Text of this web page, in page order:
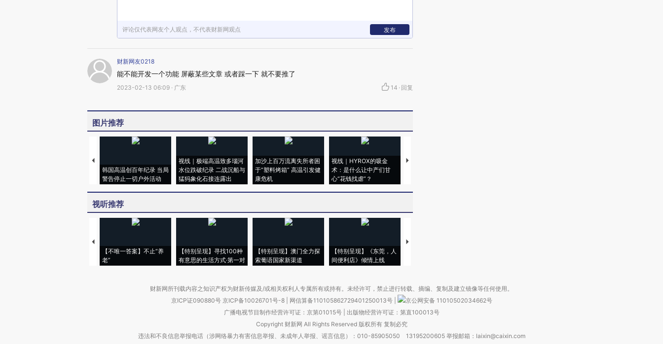
评论仅代表网友个人观点，不代表财新网观点 发布
财新网友0218
能不能开发一个功能 屏蔽某些文章 或者踩一下 就不要推了
2023-02-13 06:09 · 广东 14 · 回复
图片推荐
韩国高温创百年纪录 当局
警告停止一切户外活动
视线｜极端高温致多瑙河
水位跌破纪录 二战沉船与
猛犸象化石接连露出
加沙上百万流离失所者困
于“塑料烤箱” 高温引发健
康危机
视线｜HYROX的吸金
术：是什么让中产们甘
心“花钱找虐”？
马航飞行员跨国走私7万
视听推荐
【不唯一答案】不止“养
老”
【特别呈现】寻找100种
有意思的生活方式·第一对
【特别呈现】澳门全力探
索葡语国家新渠道
【特别呈现】《东莞，人
间便利店》倾情上线
【推广】走进第四届链博
财新网所刊载内容之知识产权为财新传媒及/或相关权利人专属所有或持有。未经许可，禁止进行转载、摘编、复制及建立镜像等任何使用。
京ICP证090880号 京ICP备10026701号-8 网信算备110105862729401250013号
京公网安备 11010502034662号
广播电视节目制作经营许可证：京第01015号| 出版物经营许可证：第直100013号
Copyright 财新网 All Rights Reserved 版权所有 复制必究
违法和不良信息举报电话（涉网络暴力有害信息举报、未成年人举报、谣言信息）：010-85905050 13195200605 举报邮箱：laixin@caixin.com